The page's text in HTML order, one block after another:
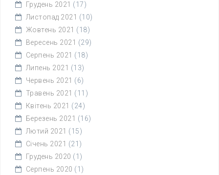
Грудень 2021 (17)
Листопад 2021 (10)
Жовтень 2021 (18)
Вересень 2021 (29)
Серпень 2021 (18)
Липень 2021 (13)
Червень 2021 (6)
Травень 2021 (11)
Квітень 2021 (24)
Березень 2021 (16)
Лютий 2021 (15)
Січень 2021 (21)
Грудень 2020 (1)
Серпень 2020 (1)